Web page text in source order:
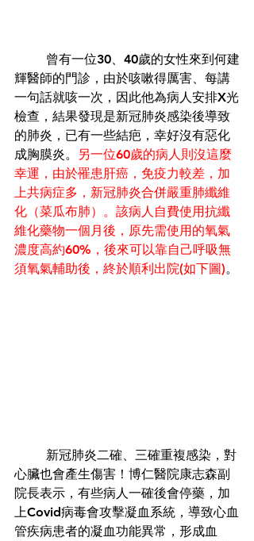
輝醫師的門診，由於咳嗽得厲害、每講
一句話就咳一次，因此他為病人安排X光
檢查，結果發現是新冠肺炎感染後導致
的肺炎，已有一些結疤，幸好沒有惡化
成胸膜炎。
另一位60歲的病人則沒這麼
幸運，由於罹患肝癌，免疫力較差，加
上共病症多，新冠肺炎合併嚴重肺纖維
化（菜瓜布肺）。該病人自費使用抗纖
維化藥物一個月後，原先需使用的氧氣
濃度高約60%，後來可以靠自己呼吸無
須氧氣輔助後，終於順利出院(如下圖)。
心臟也會產生傷害！博仁醫院康志森副
院長表示，有些病人一確後會停藥，加
上Covid病毒會攻擊凝血系統，導致心血
管疾病患者的凝血功能異常，形成血